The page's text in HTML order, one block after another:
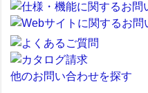
他のお問い合わせを探す